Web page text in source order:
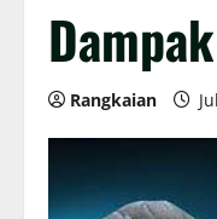
Rangkaian